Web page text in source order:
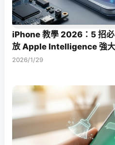
iPhone 教學 2026：5 招
放 Apple Intelligence 強
2026/1/29